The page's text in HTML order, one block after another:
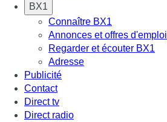
BX1
Connaître BX1
Annonces et offres d'emploi
Regarder et écouter BX1
Adresse
Publicité
Contact
Direct tv
Direct radio